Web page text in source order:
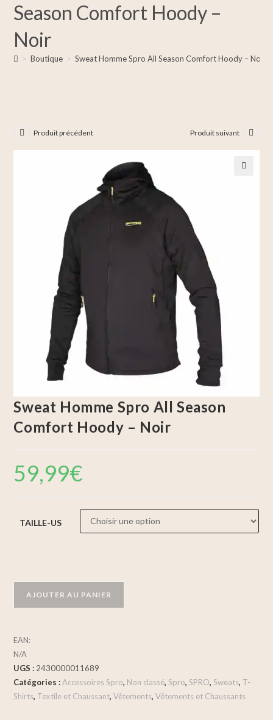
Season Comfort Hoody –
Noir
> Boutique > Sweat Homme Spro All Season Comfort Hoody – Noir
Produit précédent Produit suivant
Sweat Homme Spro All Season
Comfort Hoody – Noir
59,99€
TAILLE-US
AJOUTER AU PANIER
EAN:
N/A
UGS : 2430000011689
Catégories :Accessoires Spro, Non classé,Spro,SPRO,Sweats, T-
Shirts, Textile et Chaussant,Vêtements,Vêtements et Chaussants